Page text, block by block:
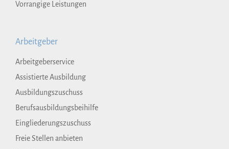
Vorrangige Leistungen
Arbeitgeber
Arbeitgeberservice
Assistierte Ausbildung
Ausbildungszuschuss
Berufsausbildungsbeihilfe
Eingliederungszuschuss
Freie Stellen anbieten